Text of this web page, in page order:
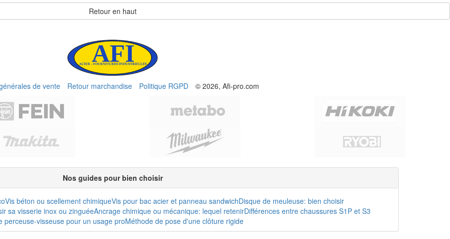
Retour en haut
de vente Retour marchandise Politique RGPD © 2026, Afi-pro.com
Nos guides pour bien choisir
Vis béton ou scellement chimiqueVis pour bac acier et panneau sandwichDisque de meuleuse: bien choisir
sa visserie inox ou zinguéeAncrage chimique ou mécanique: lequel retenirDifférences entre chaussures S1P et S3
perceuse-visseuse pour un usage proMéthode de pose d'une clôture rigide